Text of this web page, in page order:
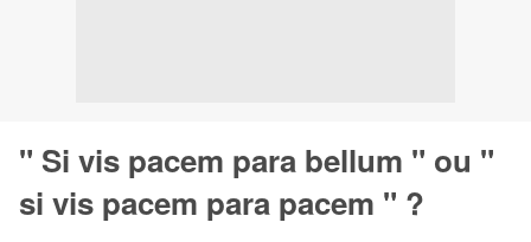
" Si vis pacem para bellum " ou "
si vis pacem para pacem " ?